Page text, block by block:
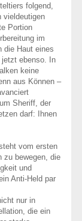
folgend,
vieldeutigen
Portion
im
die Haut eines
jetzt ebenso. In
keine
aus Können –
Sheriff, der
darf: Ihnen
vom ersten
zu bewegen, die
und
Anti-Held par
nur in
die ein